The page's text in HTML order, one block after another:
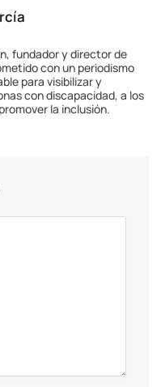
fundador y director de
con un periodismo
para visibilizar y
con discapacidad, a los
la inclusión.